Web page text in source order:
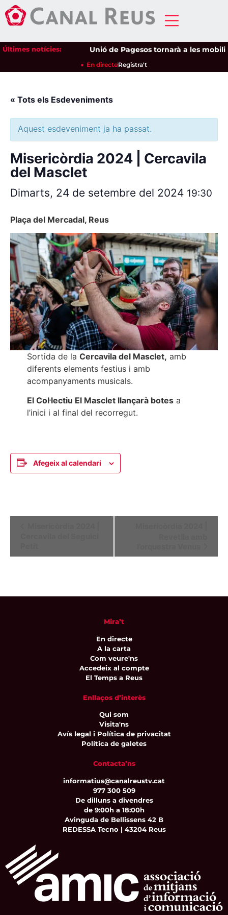
Últimes notícies: Unió de Pagesos tornarà a les
En directeRegistra't
« Tots els Esdeveniments
Aquest esdeveniment ja ha passat.
Misericòrdia 2024 | Cercavila
del Masclet
Dimarts, 24 de setembre del 2024 19:30
Plaça del Mercadal, Reus
Sortida de la Cercavila del Masclet, amb
diferents elements festius i amb
acompanyaments musicals.
El Col·lectiu El Masclet llançarà botesa
l’inici i al final del recorregut.
Afegeix al calendari
Mira’t
En directe
A la carta
Com veure'ns
Accedeix al compte
El Temps a Reus
Enllaços d’interès
Qui som
Visita'ns
Avís legal i Política de privacitat
Política de galetes
Contacta’ns
informatius@canalreustv.cat
977 300 509
De dilluns a divendres
de 9:00h a 18:00h
Avinguda de Bellissens 42 B
REDESSA Tecno | 43204 Reus